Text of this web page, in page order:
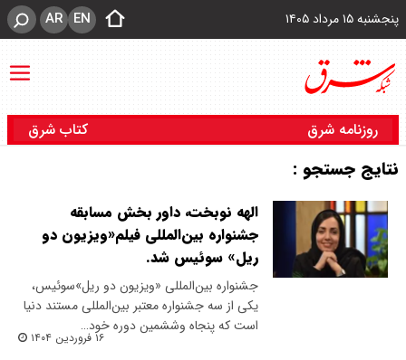
پنجشنبه ۱۵ مرداد ۱۴۰۵ EN
AR
روزنامه شرق کتاب شرق
نتایج جستجو :
الهه نوبخت، داور بخش مسابقه
جشنواره بین‌المللی فیلم«ویزیون دو
ریل» سوئیس شد.
جشنواره بین‌المللی «ویزیون دو ریل»سوئیس،
یکی از سه جشنواره معتبر بین‌المللی مستند دنیا
است که پنجاه و‌ششمین دوره خود…
۱۶ فروردین ۱۴۰۴